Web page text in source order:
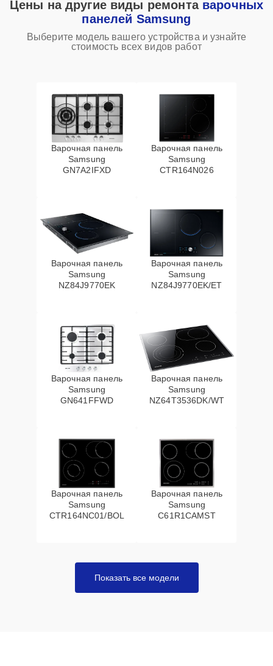
Цены на другие виды ремонта варочных
панелей Samsung
Выберите модель вашего устройства и узнайте
стоимость всех видов работ
Варочная панель
Samsung
GN7A2IFXD
Варочная панель
Samsung
CTR164N026
Варочная панель
Samsung
NZ84J9770EK
Варочная панель
Samsung
NZ84J9770EK/ET
Варочная панель
Samsung
GN641FFWD
Варочная панель
Samsung
NZ64T3536DK/WT
Варочная панель
Samsung
CTR164NC01/BOL
Варочная панель
Samsung
C61R1CAMST
Показать все модели